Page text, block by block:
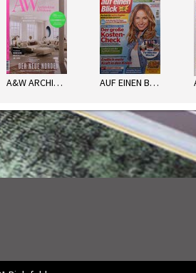
A&W ARCHITEK.U.WOHNEN AUF EINEN BLICK WEST
next